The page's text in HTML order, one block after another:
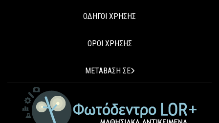
ΟΔΗΓΟΙ ΧΡΗΣΗΣ
ΟΡΟΙ ΧΡΗΣΗΣ
ΜΕΤΑΒΑΣΗ ΣΕ